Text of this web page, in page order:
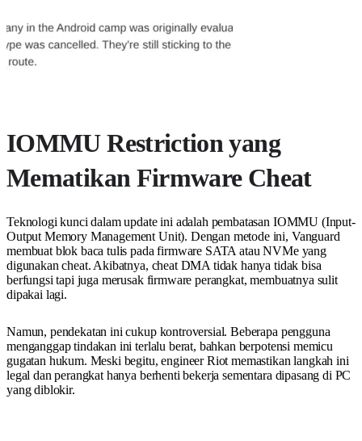
IOMMU Restriction yang
Mematikan Firmware Cheat
Teknologi kunci dalam update ini adalah pembatasan IOMMU (Input-
Output Memory Management Unit). Dengan metode ini, Vanguard
membuat blok baca tulis pada firmware SATA atau NVMe yang
digunakan cheat. Akibatnya, cheat DMA tidak hanya tidak bisa
berfungsi tapi juga merusak firmware perangkat, membuatnya sulit
dipakai lagi.
Namun, pendekatan ini cukup kontroversial. Beberapa pengguna
menganggap tindakan ini terlalu berat, bahkan berpotensi memicu
gugatan hukum. Meski begitu, engineer Riot memastikan langkah ini
legal dan perangkat hanya berhenti bekerja sementara dipasang di PC
yang diblokir.